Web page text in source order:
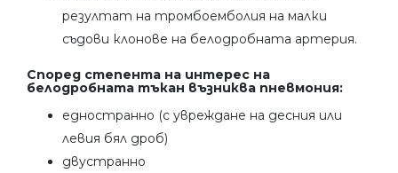
резултат на тромбоемболия на малки
съдови клонове на белодробната артерия.
Според степента на интерес на
белодробната тъкан възниква пневмония:
едностранно (с увреждане на десния или
левия бял дроб)
двустранно